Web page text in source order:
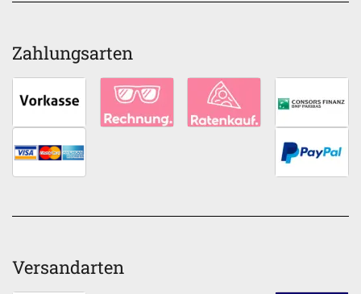
Zahlungsarten
Versandarten